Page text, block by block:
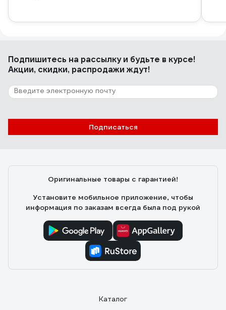
Подпишитесь на рассылкуи будьте в курсе!
Акции, скидки, распродажи ждут!
Подписаться
Оригинальные товары с гарантией!
Установите мобильное приложение, чтобы
информация по заказам всегда была под рукой
Каталог